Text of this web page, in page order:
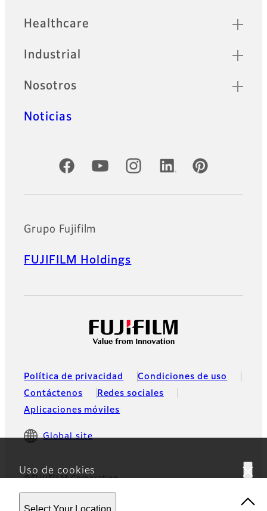
Uso de cookies
Este sitio web utiliza cookies. Al usar el sitio, usted
acepta nuestra Política de privacidad.
Select Your Location
Healthcare
Industrial
Nosotros
Noticias
Cuentas oficiales de redes sociales
Grupo Fujifilm
FUJIFILM Holdings
Política de privacidad
Condiciones de uso
Contáctenos
Redes sociales
Aplicaciones móviles
Global site
©FUJIFILM Corporation